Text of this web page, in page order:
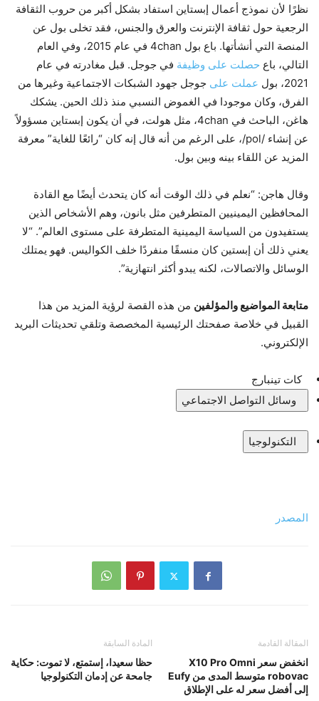
نظرًا لأن نموذج أعمال إبستاين استفاد بشكل أكبر من حروب الثقافة
الرجعية حول ثقافة الإنترنت والعرق والجنس، فقد تخلى بول عن
المنصة التي أنشأتها. باع بول 4chan في عام 2015، وفي العام
التالي، باع حصلت على وظيفة في جوجل. قبل مغادرته في عام
2021، بول
عملت على جوجل جهود الشبكات الاجتماعية وغيرها من
الفرق، وكان موجودا في الغموض النسبي منذ ذلك الحين. يشكك
هاغن، الباحث في 4chan، مثل هولت، في أن يكون إبستاين مسؤولاً
عن إنشاء /pol/، على الرغم من أنه قال إنه كان “رائعًا للغاية” معرفة
المزيد عن اللقاء بينه وبين بول.
وقال هاجن: “نعلم في ذلك الوقت أنه كان يتحدث أيضًا مع القادة
المحافظين اليمينيين المتطرفين مثل بانون، وهم الأشخاص الذين
يستفيدون من السياسة اليمينية المتطرفة على مستوى العالم”. “لا
يعني ذلك أن إبستين كان منسقًا منفردًا خلف الكواليس. فهو يمتلك
الوسائل والاتصالات، لكنه يبدو أكثر انتهازية”.
متابعة المواضيع والمؤلفين من هذه القصة لرؤية المزيد من هذا
القبيل في خلاصة صفحتك الرئيسية المخصصة وتلقي تحديثات البريد
الإلكتروني.
كات تينبارج
وسائل التواصل الاجتماعي
التكنولوجيا
المصدر
المادة السابقة
حظا سعيدا، إستمتع، لا تموت: حكاية
جامحة عن إدمان التكنولوجيا
المقالة القادمة
انخفض سعر X10 Pro Omni
robovac متوسط ​​المدى من Eufy
إلى أفضل سعر له على الإطلاق